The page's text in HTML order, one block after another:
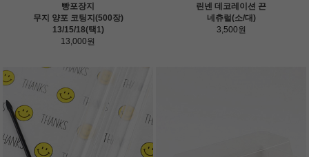
빵포장지
무지 양포 코팅지(500장)
13/15/18(택1)
13,000원
린넨 데코레이션 끈
네츄럴(소/대)
3,500원